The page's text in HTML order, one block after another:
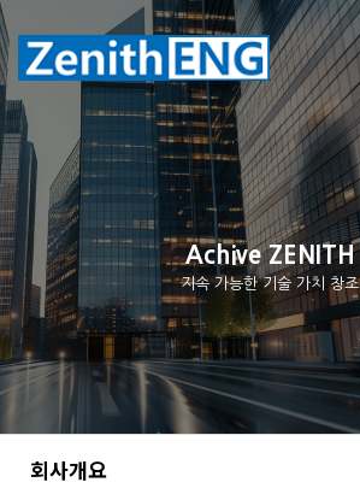
Achive ZENITH
지속 가능한 기술 가치 창조
회사개요